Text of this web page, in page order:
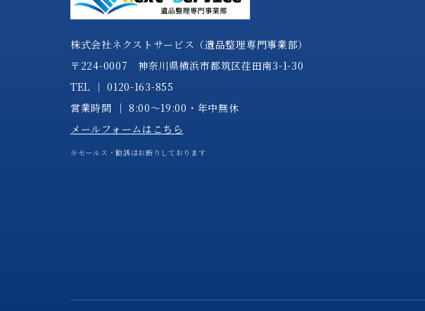
株式会社ネクストサービス（遺品整理専門事業部）
〒224-0007 神奈川県横浜市都筑区荏田南3-1-30
TEL │0120-163-855
営業時間 │ 8:00～19:00・年中無休
メールフォームはこちら
※セールス・勧誘はお断りしております